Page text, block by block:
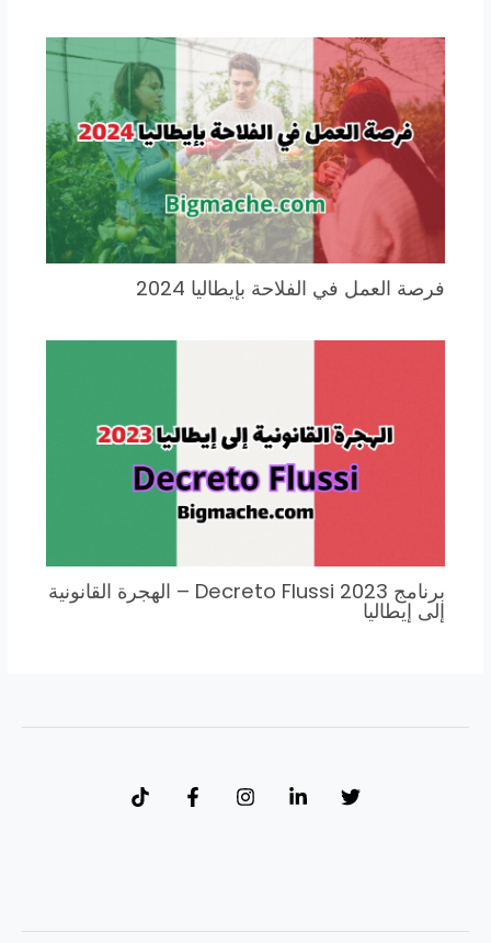
فرصة العمل في الفلاحة بإيطاليا 2024
برنامج Decreto Flussi 2023 – الهجرة القانونية
إلى إيطاليا